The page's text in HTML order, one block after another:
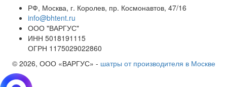
РФ, Москва, г. Королев, пр. Космонавтов, 47/16
info@bhtent.ru
ООО "ВАРГУС"
ИНН 5018191115
ОГРН 1175029022860
© 2026, ООО «ВАРГУС» - шатры от производителя в Москве